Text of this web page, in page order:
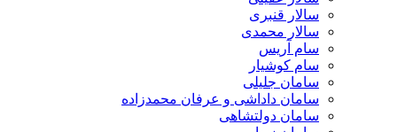
سالار قنبری
سالار محمدی
سام آریس
سام کوشیار
سامان جلیلی
سامان داداشی و عرفان محمدزاده
سامان دولتشاهی